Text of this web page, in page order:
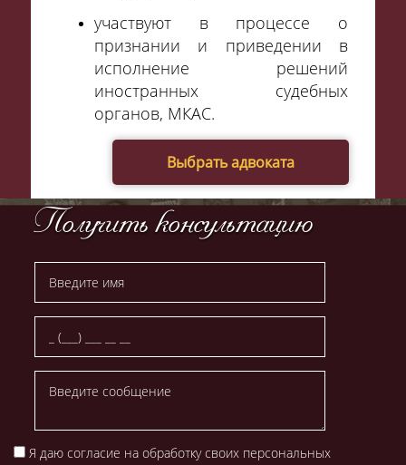
участвуют в процессе о
признании и приведении в
исполнение решений
иностранных судебных
органов, МКАС.
Выбрать адвоката
Получить консультацию
Я даю согласие на обработку своих персональных